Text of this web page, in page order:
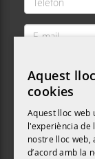
*
E-
Validació
Aquest
cookies
Aquest lloc web
l'experiència de
nostre lloc web,
d’acord amb la